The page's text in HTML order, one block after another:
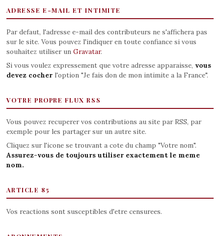
ADRESSE E-MAIL ET INTIMITE
Par defaut, l'adresse e-mail des contributeurs ne s'affichera pas
sur le site. Vous pouvez l'indiquer en toute confiance si vous
souhaitez utiliser un Gravatar.
Si vous voulez expressement que votre adresse apparaisse, vous
devez cocherl'option "Je fais don de mon intimite a la France".
VOTRE PROPRE FLUX RSS
Vous pouvez recuperer vos contributions au site par RSS, par
exemple pour les partager sur un autre site.
Cliquez sur l'icone se trouvant a cote du champ "Votre nom".
Assurez-vous de toujours utiliser exactement le meme
nom.
ARTICLE 85
Vos reactions sont susceptibles d'etre censurees.